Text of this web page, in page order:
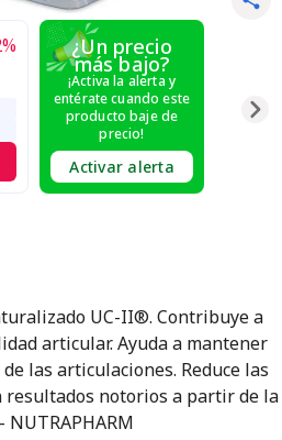
% ¿Un precio
más bajo?
¡Activa la alerta y
entérate cuando este
producto baje de
precio!
Activar alerta
UC-II®. Contribuye a
articular. Ayuda a mantener
las articulaciones. Reduce las
resultados notorios a partir de la
NUTRAPHARM